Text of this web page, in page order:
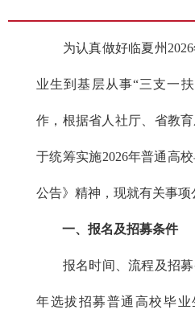
为认真做好临夏州2026
业生到基层从事“三支一
作，根据省人社厅、省教
于统筹实施2026年普通高
公告》精神，现就有关事项
一、报名及招募条件
报名时间、流程及招募
年选拔招募普通高校毕